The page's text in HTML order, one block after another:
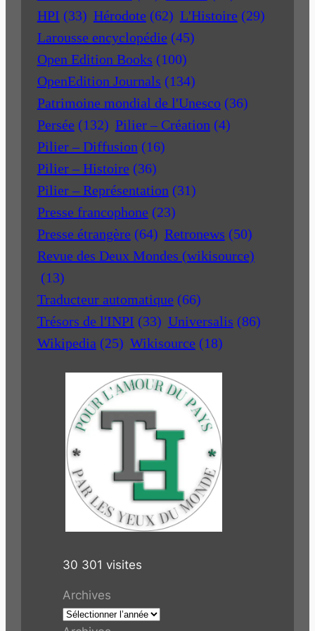
HPI (33) Hérodote (62) L'Histoire (29)
Larousse encyclopédie (45)
Open Edition Books (100)
OpenEdition Journals (134)
Patrimoine mondial de l'Unesco (36)
Persée (132) Pilier – Création (4)
Pilier – Diffusion (16)
Pilier – Histoire (36)
Pilier – Représentation (31)
Presse francophone (23)
Presse étrangère (64) Retronews (50)
Revue des Deux Mondes (wikisource)
(13)
Traducteur automatique (66)
Trésors de l'INPI (33) Universalis (86)
Wikipedia (25) Wikisource (18)
30 301 visites
Archives